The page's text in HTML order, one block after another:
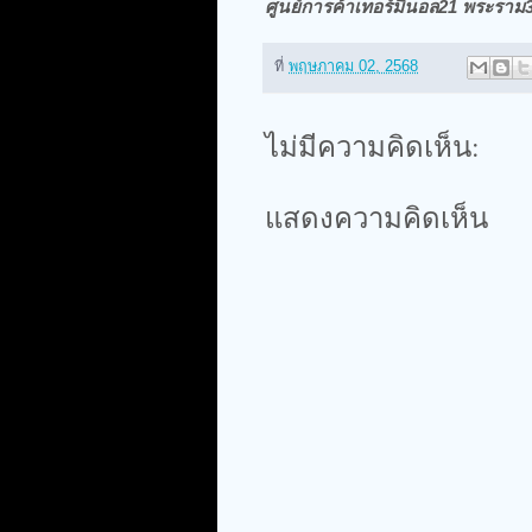
ศูนย์การค้าเทอร์มินอล21 พระราม
ที่ พฤษภาคม 02, 2568
ไม่มีความคิดเห็น:
แสดงความคิดเห็น